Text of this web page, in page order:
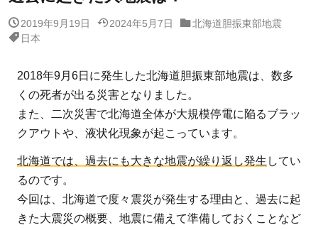
2019年9月19日 2024年5月7日
北海道胆振東部地震
日本
2018年9月6日に発生した北海道胆振東部地震は、数多
くの死者が出る災害となりました。
また、二次災害で北海道全体が大規模停電に陥るブラッ
クアウトや、液状化現象が起こっています。
北海道では、過去にも大きな地震が繰り返し発生 してい
るのです。
今回は、北海道で度々震災が発生する理由と、過去に起
きた大震災の概要、地震に備えて準備しておくことなど